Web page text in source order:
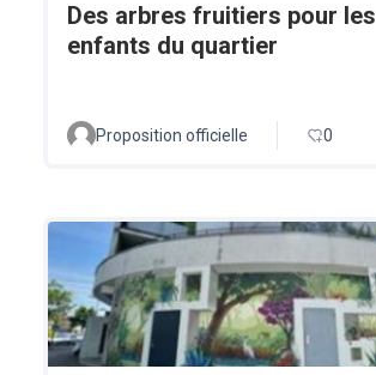
Des arbres fruitiers pour les
enfants du quartier
Proposition officielle 0